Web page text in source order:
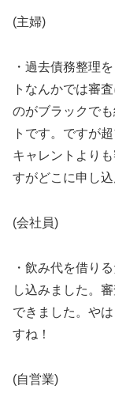
(主婦)
・過去債務整理
トなんかでは審
のがブラックで
トです。ですが
キャレントより
すがどこに申し込
(会社員)
・飲み代を借り
し込みました。
できました。や
すね！
(自営業)